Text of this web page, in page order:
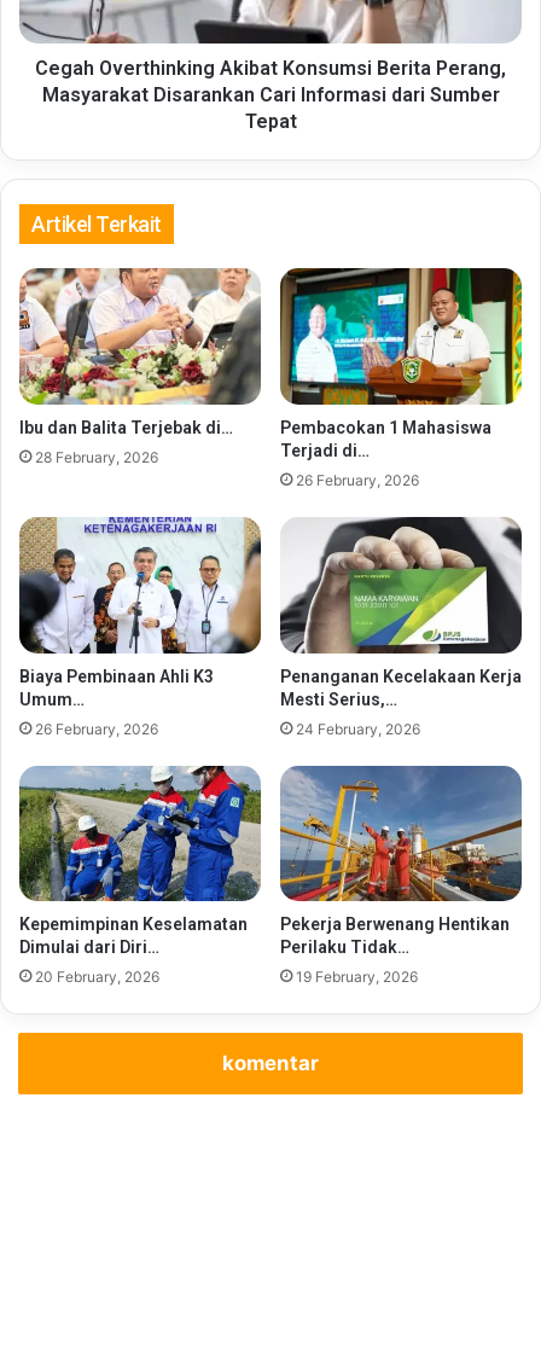
Disarankan
Cari
Informasi
dari
Cegah Overthinking Akibat Konsumsi Berita Perang,
Masyarakat Disarankan Cari Informasi dari Sumber
Tepat
Artikel Terkait
Ibu dan Balita Terjebak di…
28 February, 2026
Pembacokan 1 Mahasiswa
Terjadi di…
26 February, 2026
Biaya Pembinaan Ahli K3
Umum…
26 February, 2026
Penanganan Kecelakaan Kerja
Mesti Serius,…
24 February, 2026
Kepemimpinan Keselamatan
Dimulai dari Diri…
20 February, 2026
Pekerja Berwenang Hentikan
Perilaku Tidak…
19 February, 2026
komentar